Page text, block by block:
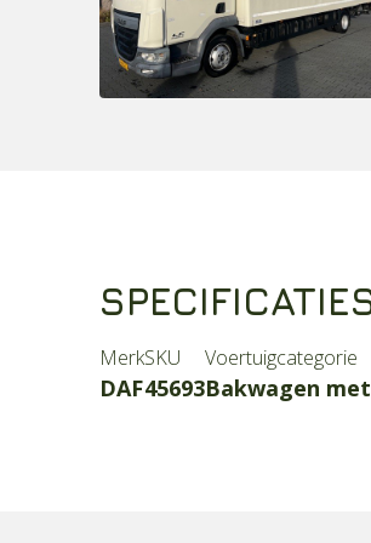
Merk
DAF
SKU
45693
Voertuigcategorie
Bakwagen